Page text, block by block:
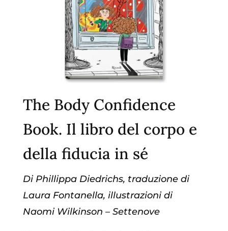
The Body Confidence
Book. Il libro del corpo e
della fiducia in sé
Di Phillippa Diedrichs, traduzione di
Laura Fontanella, illustrazioni di
Naomi Wilkinson – Settenove